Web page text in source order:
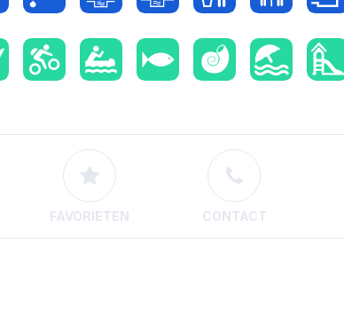
FAVORIETEN CONTACT